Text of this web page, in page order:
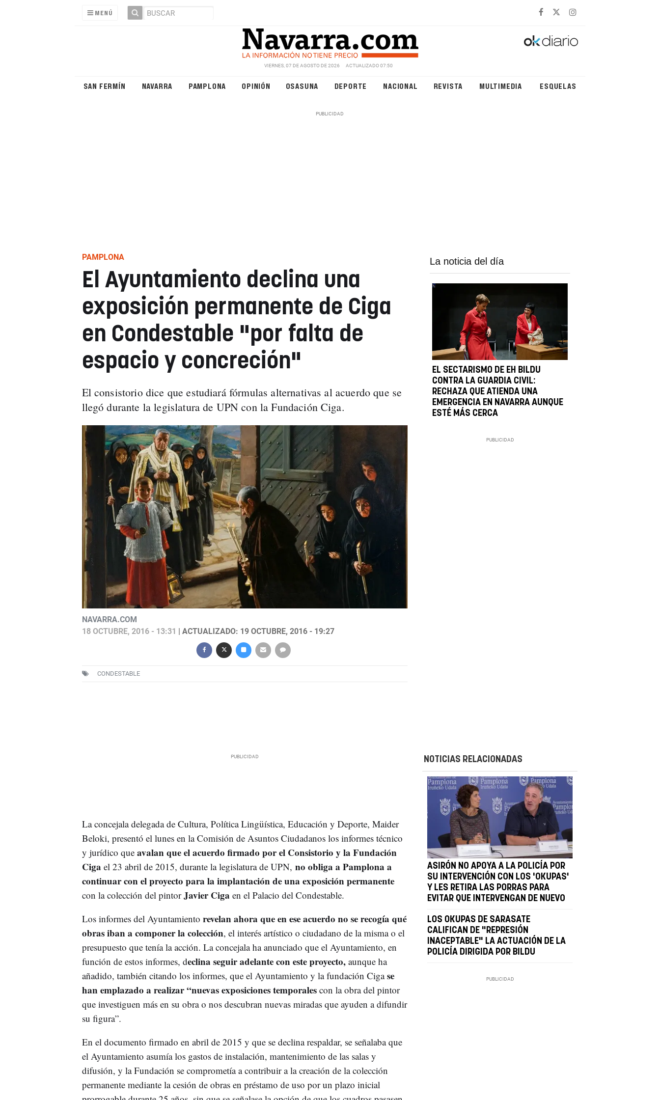
MENÚ
VIERNES, 07 DE AGOSTO DE 2026 ACTUALIZADO 07:50
SAN FERMÍN NAVARRA PAMPLONA OPINIÓN OSASUNA DEPORTE NACIONAL REVISTA MULTIMEDIA ESQUELAS
PAMPLONA
El Ayuntamiento declina una
exposición permanente de Ciga
en Condestable "por falta de
espacio y concreción"
El consistorio dice que estudiará fórmulas alternativas al acuerdo que se
llegó durante la legislatura de UPN con la Fundación Ciga.
NAVARRA.COM
18 OCTUBRE, 2016 - 13:31 | ACTUALIZADO: 19 OCTUBRE, 2016 - 19:27
CONDESTABLE
La noticia del día
EL SECTARISMO DE EH BILDU
CONTRA LA GUARDIA CIVIL:
RECHAZA QUE ATIENDA UNA
EMERGENCIA EN NAVARRA AUNQUE
ESTÉ MÁS CERCA
La concejala delegada de Cultura, Política Lingüística, Educación y Deporte, Maider
Beloki, presentó el lunes en la Comisión de Asuntos Ciudadanos los informes técnico
y jurídico queavalan que el acuerdo firmado por el Consistorio y la Fundación
Ciga el 23 abril de 2015, durante la legislatura de UPN, no obliga a Pamplona a
continuar con el proyecto para la implantación de una exposición permanente
con la colección del pintorJavier Ciga en el Palacio del Condestable.
Los informes del Ayuntamiento revelan ahora que en ese acuerdo no se recogía qué
obras iban a componer la colección, el interés artístico o ciudadano de la misma o el
presupuesto que tenía la acción. La concejala ha anunciado que el Ayuntamiento, en
función de estos informes, declina seguir adelante con este proyecto,aunque ha
añadido, también citando los informes, que el Ayuntamiento y la fundación Cigase
han emplazado a realizar “nuevas exposiciones temporales con la obra del pintor
que investiguen más en su obra o nos descubran nuevas miradas que ayuden a difundir
su figura”.
En el documento firmado en abril de 2015 y que se declina respaldar, se señalaba que
el Ayuntamiento asumía los gastos de instalación, mantenimiento de las salas y
difusión, y la Fundación se comprometía a contribuir a la creación de la colección
permanente mediante la cesión de obras en préstamo de uso por un plazo inicial
NOTICIAS RELACIONADAS
ASIRÓN NO APOYA A LA POLICÍA POR
SU INTERVENCIÓN CON LOS 'OKUPAS'
Y LES RETIRA LAS PORRAS PARA
EVITAR QUE INTERVENGAN DE NUEVO
LOS OKUPAS DE SARASATE
CALIFICAN DE "REPRESIÓN
INACEPTABLE" LA ACTUACIÓN DE LA
POLICÍA DIRIGIDA POR BILDU